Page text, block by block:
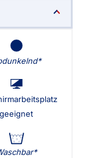
geeignet